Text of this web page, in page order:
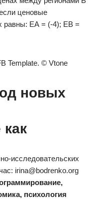
ценовые
равны: ЕА = (-4); ЕВ =
Template. © Vtone
новых
как
исследовательских
irina@bodrenko.org
психология